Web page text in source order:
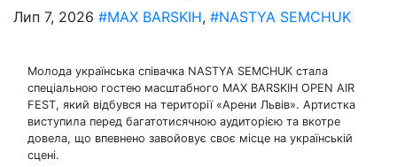
Лип 7, 2026 #MAX BARSKIH, #NASTYA SEMCHUK
Молода українська співачка NASTYA SEMCHUK стала
спеціальною гостею масштабного MAX BARSKIH OPEN AIR
FEST, який відбувся на території «Арени Львів». Артистка
виступила перед багатотисячною аудиторією та вкотре
довела, що впевнено завойовує своє місце на українській
сцені.